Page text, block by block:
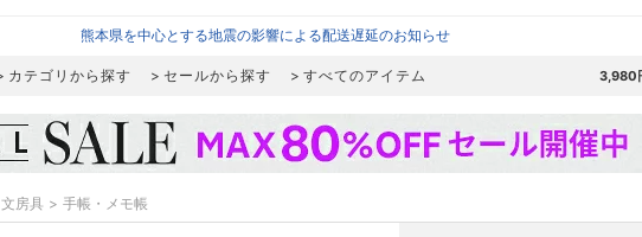
熊本県を中心とする地震の影響による配送遅延のお知らせ
カテゴリから探す セールから探す すべてのアイテム 3,980
文房具 手帳・メモ帳